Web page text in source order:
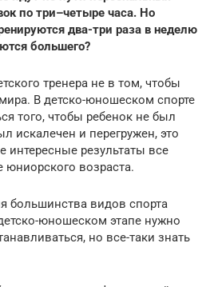
по три–четыре часа. Но
два-три раза в неделю
большего?
тренера не в том, чтобы
В детско-юношеском спорте
того, чтобы ребенок не был
искалечен и перегружен, это
интересные результаты все
юниорского возраста.
большинства видов спорта
юношеском этапе нужно
но все-таки знать